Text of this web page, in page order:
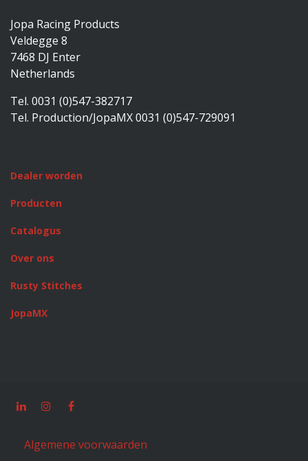
Jopa Racing Products
Veldegge 8
7468 DJ Enter
Netherlands
Tel. 0031 (0)547-382717
Tel. Production/JopaMX 0031 (0)547-729091
Dealer worden
Producten
Catalogus
Over ons
Rusty Stitches
JopaMX
Algemene voorwaarden